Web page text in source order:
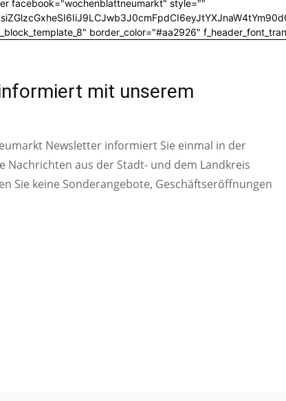
facebook="wochenblattneumarkt" style=""
border_color="#aa2926"
mit unserem
Newsletter informiert Sie einmal in der
Nachrichten aus der Stadt- und dem Landkreis
Sie keine Sonderangebote, Geschäftseröffnungen